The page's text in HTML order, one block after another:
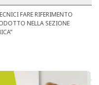
FARE RIFERIMENTO
NELLA SEZIONE